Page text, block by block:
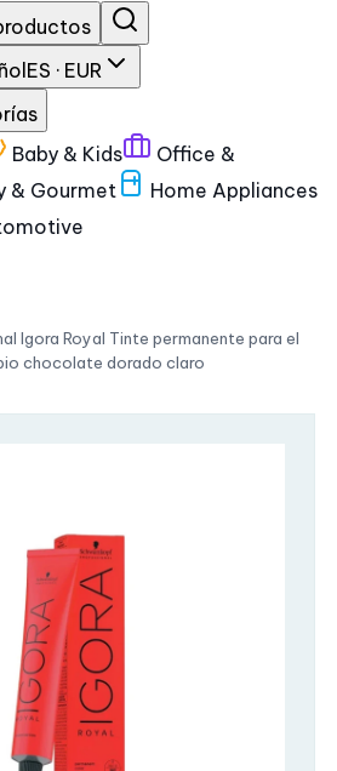
ES · EUR
Baby & Kids
Office &
& Gourmet
Home Appliances
Igora Royal Tinte permanente para el
chocolate dorado claro